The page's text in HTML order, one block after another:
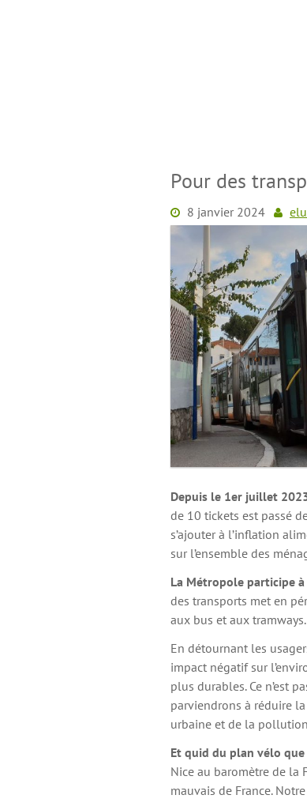
Pour des
8 janvier 2024
Depuis le 1er juillet
de 10 tickets est passé
s’ajouter à l’inflation
sur l’ensemble des
La Métropole participe
des transports met en
aux bus et aux tramways.
En détournant les
impact négatif sur
plus durables. Ce n’est
parviendrons à réduire
urbaine et de la
Et quid du plan vélo que
Nice au baromètre de la
mauvais de France.